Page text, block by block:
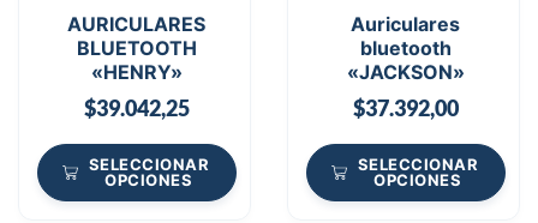
AURICULARES
BLUETOOTH
«HENRY»
$39.042,25
SELECCIONAR
OPCIONES
Auriculares
bluetooth
«JACKSON»
$37.392,00
SELECCIONAR
OPCIONES